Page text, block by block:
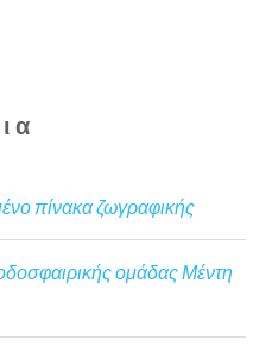
πίνακα ζωγραφικής
ομάδας Μέντη